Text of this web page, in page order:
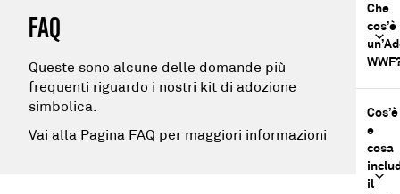
FAQ
Queste sono alcune delle domande più
frequenti riguardo i nostri kit di adozione
simbolica.
Vai alla Pagina FAQ per maggiori informazioni
Che
cos’è
Cos’è
e
cosa
il